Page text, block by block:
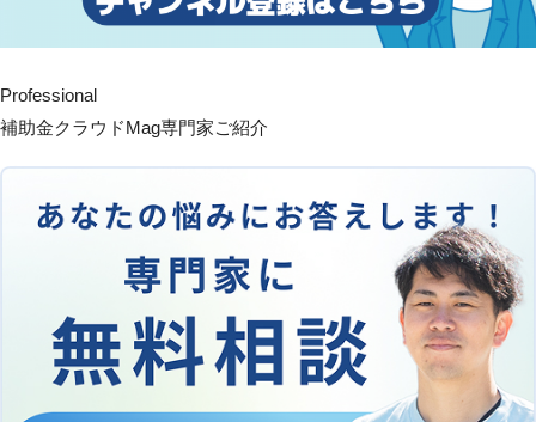
Professional
補助金クラウドMag専門家ご紹介